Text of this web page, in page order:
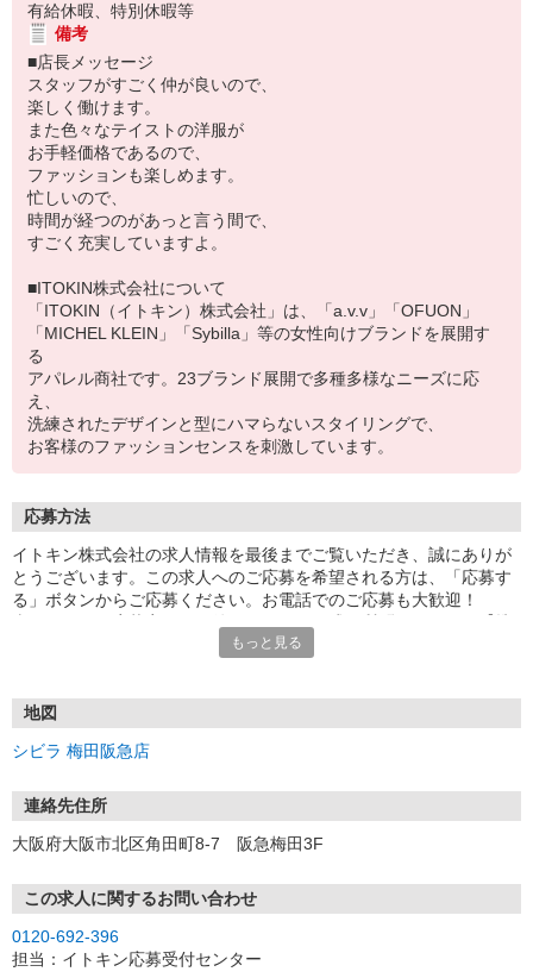
有給休暇、特別休暇等
備考
■店長メッセージ
スタッフがすごく仲が良いので、
楽しく働けます。
また色々なテイストの洋服が
お手軽価格であるので、
ファッションも楽しめます。
忙しいので、
時間が経つのがあっと言う間で、
すごく充実していますよ。
■ITOKIN株式会社について
「ITOKIN（イトキン）株式会社」は、「a.v.v」「OFUON」
「MICHEL KLEIN」「Sybilla」等の女性向けブランドを展開す
る
アパレル商社です。23ブランド展開で多種多様なニーズに応
え、
洗練されたデザインと型にハマらないスタイリングで、
お客様のファッションセンスを刺激しています。
応募方法
イトキン株式会社の求人情報を最後までご覧いただき、誠にありが
とうございます。この求人へのご応募を希望される方は、「応募す
る」ボタンからご応募ください。お電話でのご応募も大歓迎！
帯のショートメッセージ（SMS）】へご連絡します。メッセージに
もっと見る
地図
シビラ 梅田阪急店
連絡先住所
大阪府大阪市北区角田町8-7 阪急梅田3F
この求人に関するお問い合わせ
0120-692-396
担当：イトキン応募受付センター